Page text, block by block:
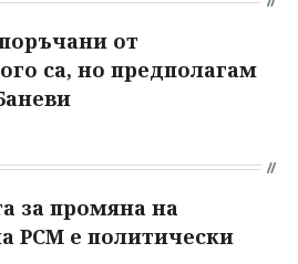
от
са, но предполагам
за промяна на
РСМ е политически